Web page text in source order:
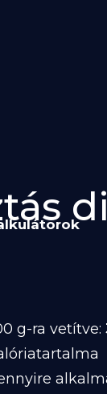
g-ra vetítve: